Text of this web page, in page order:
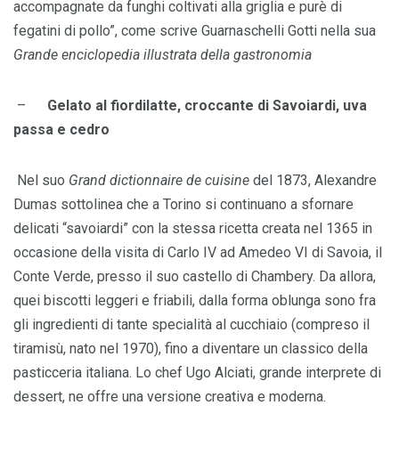
accompagnate da funghi coltivati alla griglia e purè di
fegatini di pollo”, come scrive Guarnaschelli Gotti nella sua
Grande enciclopedia illustrata della gastronomia
– Gelato al fiordilatte, croccante di Savoiardi, uva
passa e cedro
Nel suo Grand dictionnaire de cuisine del 1873, Alexandre
Dumas sottolinea che a Torino si continuano a sfornare
delicati “savoiardi” con la stessa ricetta creata nel 1365 in
occasione della visita di Carlo IV ad Amedeo VI di Savoia, il
Conte Verde, presso il suo castello di Chambery. Da allora,
quei biscotti leggeri e friabili, dalla forma oblunga sono fra
gli ingredienti di tante specialità al cucchiaio (compreso il
tiramisù, nato nel 1970), fino a diventare un classico della
pasticceria italiana. Lo chef Ugo Alciati, grande interprete di
dessert, ne offre una versione creativa e moderna.